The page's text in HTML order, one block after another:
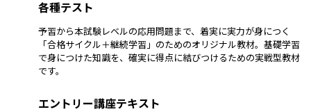
各種テスト
予習から本試験レベルの応用問題まで、着実に実力が身につく
「合格サイクル＋継続学習」のためのオリジナル教材。基礎学習
で身につけた知識を、確実に得点に結びつけるための実戦型教材
です。
エントリー講座テキスト